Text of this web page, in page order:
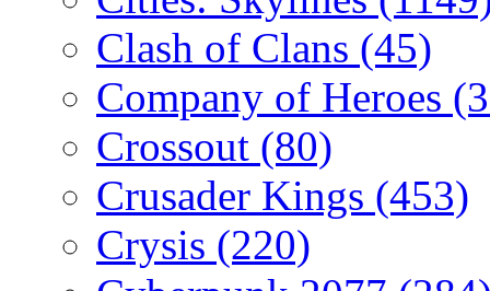
Clash of Clans (45)
Company of Heroes
Crossout (80)
Crusader Kings (453)
Crysis (220)